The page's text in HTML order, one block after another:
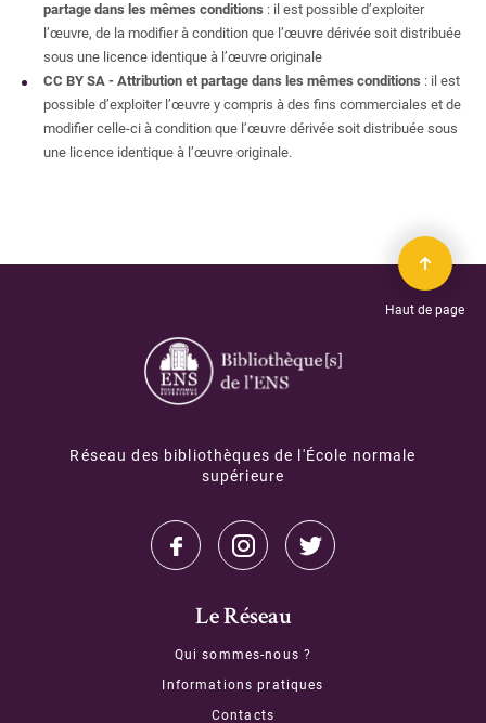
Méta-moteurs de recherche
Plug-ins
Outils
Recherche
Contact / Assistance
partage dans les mêmes conditions : il est possible d’exploiter
l’œuvre, de la modifier à condition que l’œuvre dérivée soit distribuée
sous une licence identique à l’œuvre originale
CC BY SA - Attribution et partage dans les mêmes conditions : il est
possible d’exploiter l’œuvre y compris à des fins commerciales et de
modifier celle-ci à condition que l’œuvre dérivée soit distribuée sous
une licence identique à l’œuvre originale.
Haut de page
Réseau des bibliothèques de l'École normale
supérieure
Le Réseau
Qui sommes-nous ?
Informations pratiques
Contacts